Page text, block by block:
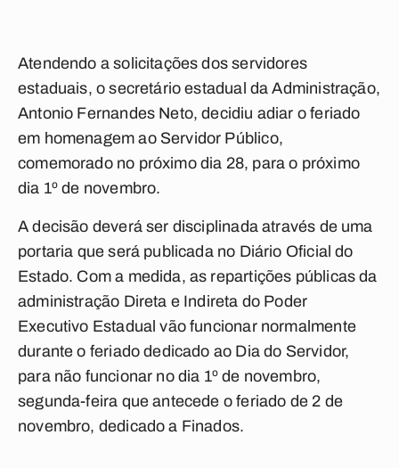
Atendendo a solicitações dos servidores
estaduais, o secretário estadual da Administração,
Antonio Fernandes Neto, decidiu adiar o feriado
em homenagem ao Servidor Público,
comemorado no próximo dia 28, para o próximo
dia 1º de novembro.
A decisão deverá ser disciplinada através de uma
portaria que será publicada no Diário Oficial do
Estado. Com a medida, as repartições públicas da
administração Direta e Indireta do Poder
Executivo Estadual vão funcionar normalmente
durante o feriado dedicado ao Dia do Servidor,
para não funcionar no dia 1º de novembro,
segunda-feira que antecede o feriado de 2 de
novembro, dedicado a Finados.